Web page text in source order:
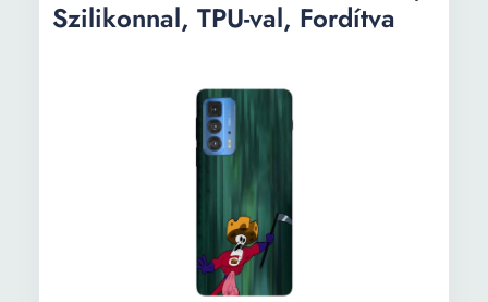
Szilikonnal, TPU-val, Fordítva